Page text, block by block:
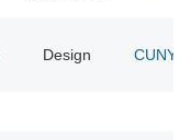
Design CUNY